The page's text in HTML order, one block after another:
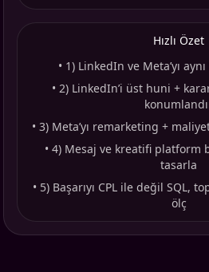
Hızlı Özet
• 1) LinkedIn ve Meta’yı
• 2) LinkedIn’i üst huni +
• 3) Meta’yı remarketing +
• 4) Mesaj ve kreatifi platform
tasarla
• 5) Başarıyı CPL ile değil SQL,
ölç